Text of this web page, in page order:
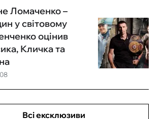
Ломаченко –
у світовому
оцінив
Кличка та
Всі ексклюзиви